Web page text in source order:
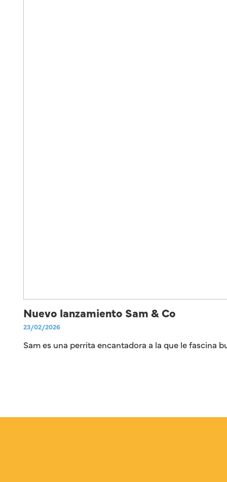
Nuevo lanzamiento Sam & Co
23/02/2026
Sam es una perrita encantadora a la que le fascina